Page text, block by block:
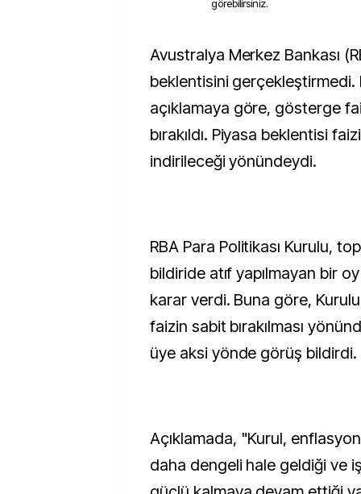
görebilirsiniz.
Avustralya Merkez Bankası (RBA), piyasa
beklentisini gerçekleştirmedi.
açıklamaya göre, gösterge
bırakıldı. Piyasa beklentisi
indirileceği yönündeydi.
RBA Para Politikası Kurulu,
bildiride atıf yapılmayan bir
karar verdi. Buna göre,
faizin sabit bırakılması
üye aksi yönde görüş bildirdi.
Açıklamada, "Kurul,
daha dengeli hale geldiği ve